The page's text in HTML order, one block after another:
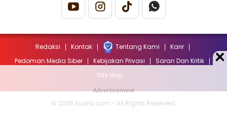
Redaksi Kontak Tentang Kami
Karir
Pedoman Media Siber
Kebijakan Privasi
Saran Dan Kritik
Site Map
© 2026 suara.com - All Rights Reserved.